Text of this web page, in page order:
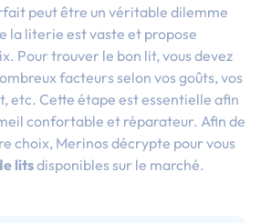
peut être un véritable dilemme
la literie est vaste et propose
Pour trouver le bon lit, vous devez
facteurs selon vos goûts, vos
etc. Cette étape est essentielle afin
confortable et réparateur. Afin de
choix, Merinos décrypte pour vous
litsdisponibles sur le marché.